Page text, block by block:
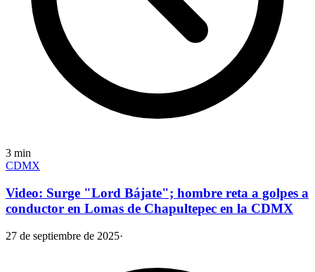
3 min
CDMX
Video: Surge "Lord Bájate"; hombre reta a golpes a
conductor en Lomas de Chapultepec en la CDMX
27 de septiembre de 2025·